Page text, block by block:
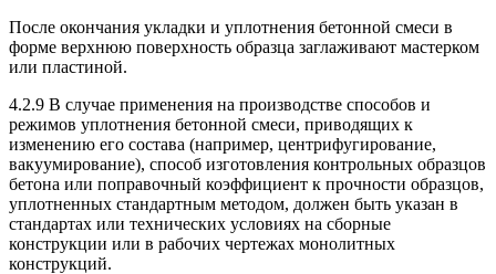
После окончания укладки и уплотнения бетонной смеси в
форме верхнюю поверхность образца заглаживают мастерком
или пластиной.
4.2.9 В случае применения на производстве способов и
режимов уплотнения бетонной смеси, приводящих к
изменению его состава (например, центрифугирование,
вакуумирование), способ изготовления контрольных образцов
бетона или поправочный коэффициент к прочности образцов,
уплотненных стандартным методом, должен быть указан в
стандартах или технических условиях на сборные
конструкции или в рабочих чертежах монолитных
конструкций.